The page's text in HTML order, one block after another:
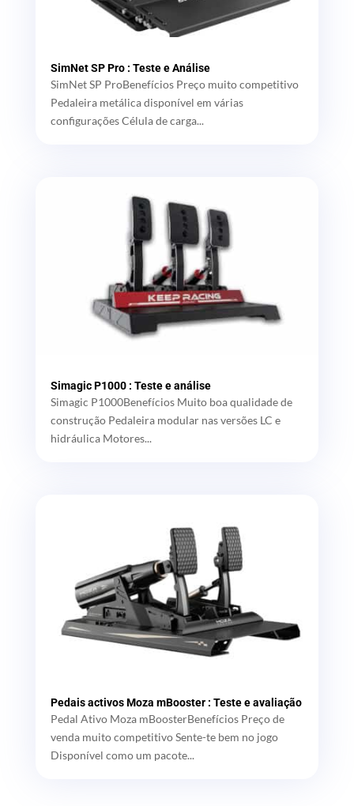
SimNet SP Pro : Teste e Análise
SimNet SP ProBenefícios Preço muito competitivo
Pedaleira metálica disponível em várias
configurações Célula de carga...
Simagic P1000 : Teste e análise
Simagic P1000Benefícios Muito boa qualidade de
construção Pedaleira modular nas versões LC e
hidráulica Motores...
Pedais activos Moza mBooster : Teste e avaliação
Pedal Ativo Moza mBoosterBenefícios Preço de
venda muito competitivo Sente-te bem no jogo
Disponível como um pacote...